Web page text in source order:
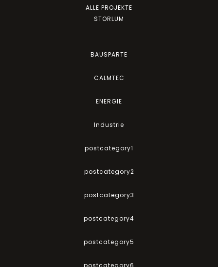
ALLE PROJEKTE
STORLUM
BAUSPARTE
CALMTEC
ENERGIE
Industrie
postcategory1
postcategory2
postcategory3
postcategory4
postcategory5